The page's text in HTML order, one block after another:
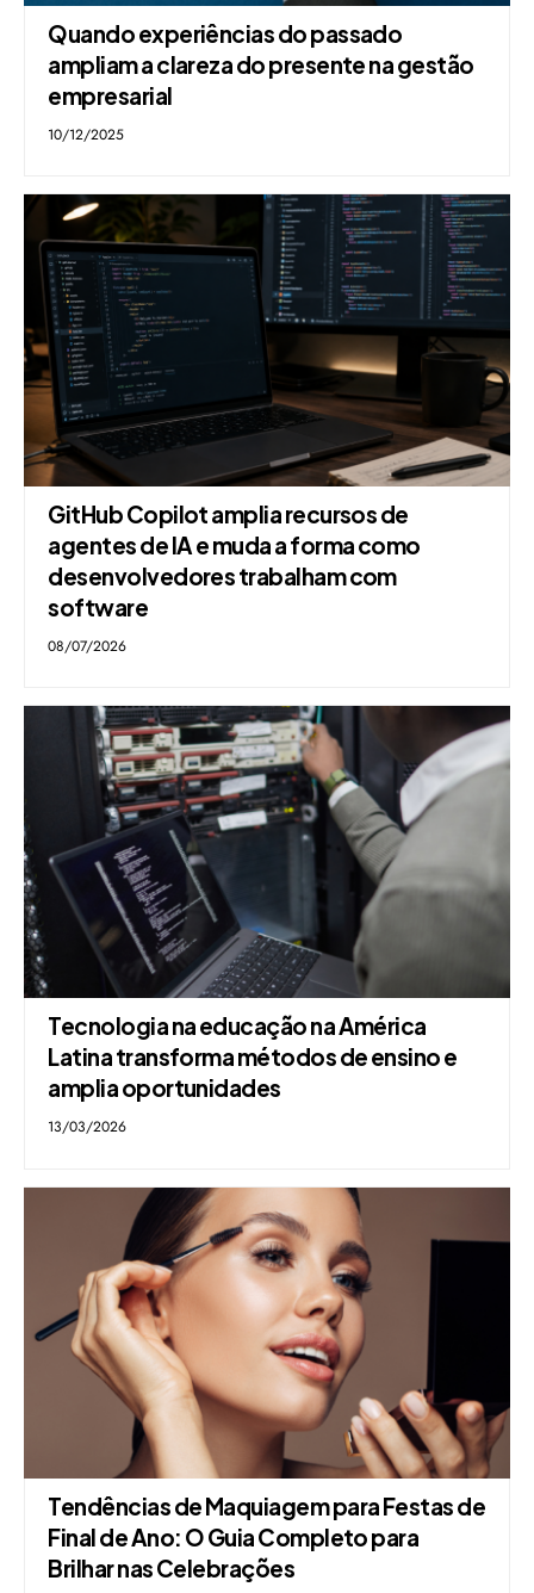
Quando experiências do passado
ampliam a clareza do presente na gestão
empresarial
10/12/2025
GitHub Copilot amplia recursos de
agentes de IA e muda a forma como
desenvolvedores trabalham com
software
08/07/2026
Tecnologia na educação na América
Latina transforma métodos de ensino e
amplia oportunidades
13/03/2026
Tendências de Maquiagem para Festas de
Final de Ano: O Guia Completo para
Brilhar nas Celebrações